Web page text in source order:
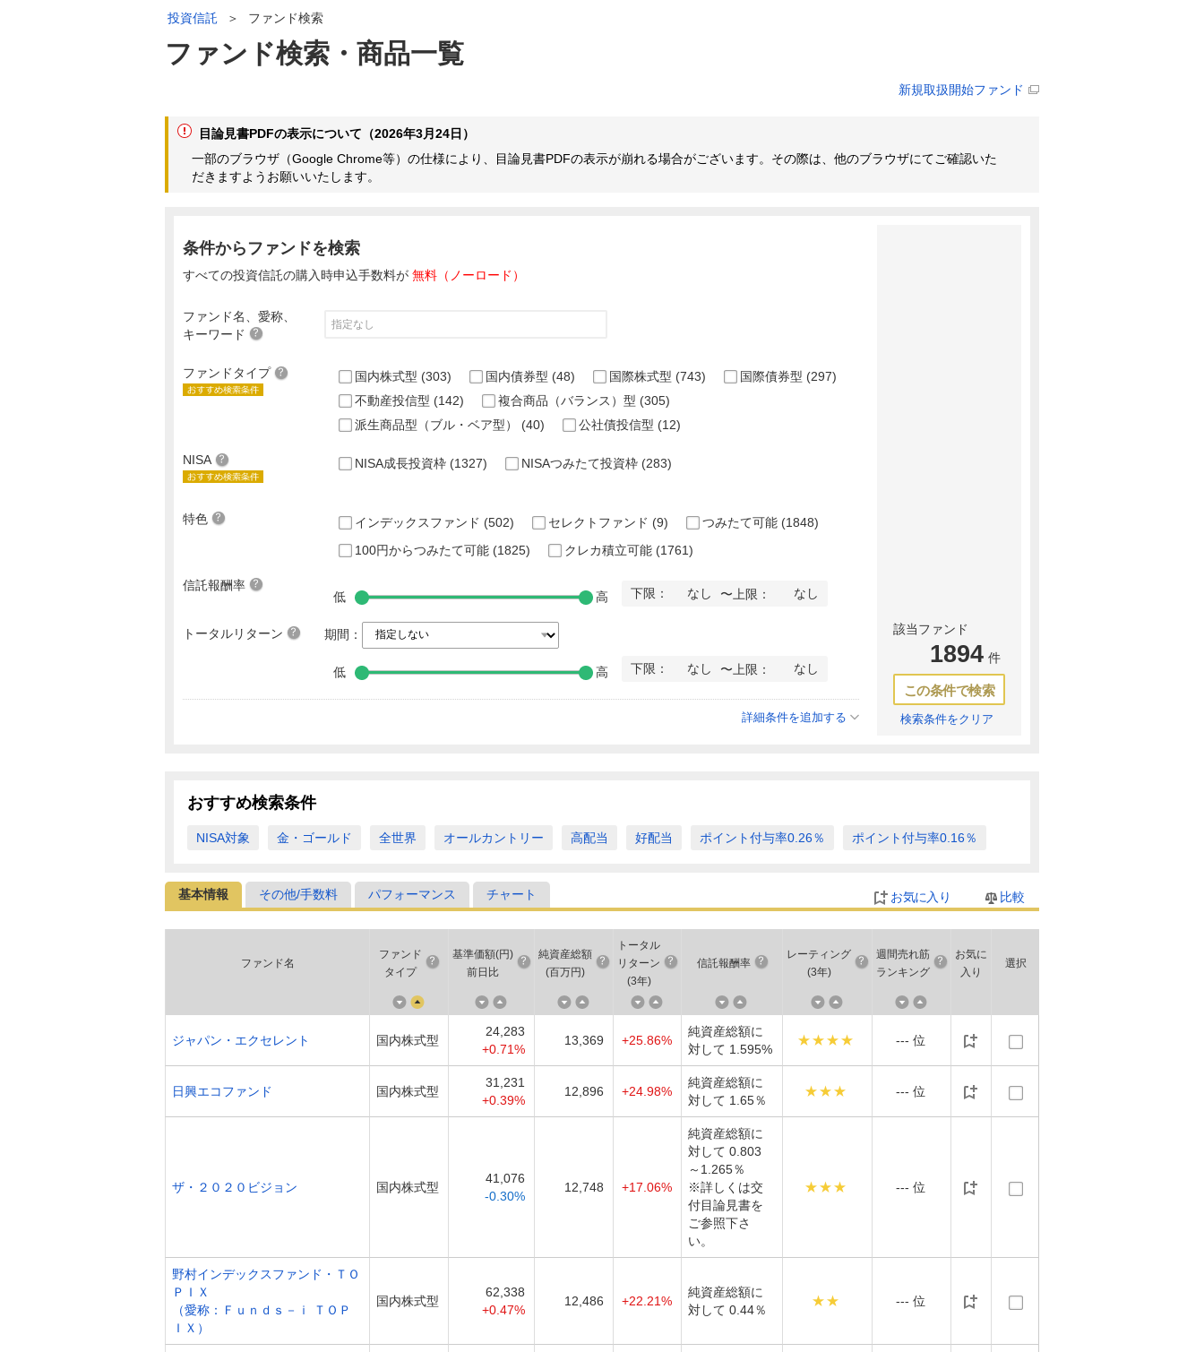
投資信託 ＞ ファンド検索
ファンド検索・商品一覧
新規取扱開始ファンド
目論見書PDFの表示について（2026年3月24日）
一部のブラウザ（Google Chrome等）の仕様により、目論見書PDFの表示が崩れる場合がございます。その際は、他のブラウザにてご確認いた
だきますようお願いいたします。
条件からファンドを検索
すべての投資信託の購入時申込手数料が 無料（ノーロード）
ファンド名、愛称、
キーワード
ファンドタイプ 国内株式型 (303) 国内債券型 (48) 国際株式型 (743) 国際債券型 (297)
不動産投信型 (142) 複合商品（バランス）型 (305)
派生商品型（ブル・ベア型）
(40) 公社債投信型 (12)
NISA NISA成長投資枠 (1327) NISAつみたて投資枠 (283)
特色 インデックスファンド (502) セレクトファンド (9) つみたて可能 (1848)
100円からつみたて可能 (1825) クレカ積立可能 (1761)
信託報酬率
低
高 下限： なし 〜上限： なし
トータルリターン 期間：
低 高 下限： なし 〜上限： なし
詳細条件を追加する
該当ファンド
1894 件
この条件で検索
検索条件をクリア
おすすめ検索条件
NISA対象 金・ゴールド 全世界 オールカントリー 高配当 好配当 ポイント付与率0.26％ ポイント付与率0.16％
基本情報 その他/手数料 パフォーマンス チャート 比較
お気に入り
ファンド名
ファンド
タイプ
基準価額(円)
前日比
純資産総額
(百万円)
トータル
リターン
(3年)
信託報酬率
レーティング
(3年)
週間売れ筋
ランキング
お気に
入り
選択
ジャパン・エクセレント 国内株式型
24,283
+0.71%
13,369 +25.86%
純資産総額に
対して 1.595%
★★★★ --- 位
日興エコファンド 国内株式型
31,231
+0.39%
12,896 +24.98%
純資産総額に
対して 1.65％
★★★ --- 位
ザ・２０２０ビジョン 国内株式型
41,076
-0.30%
12,748 +17.06%
純資産総額に
対して 0.803
～1.265％
※詳しくは交
付目論見書を
ご参照下さ
い。
★★★ --- 位
野村インデックスファンド・ＴＯ
ＰＩＸ
（愛称：Ｆｕｎｄｓ－ｉ ＴＯＰ
ＩＸ）
国内株式型
62,338
+0.47%
12,486 +22.21%
純資産総額に
対して 0.44％
★★ --- 位